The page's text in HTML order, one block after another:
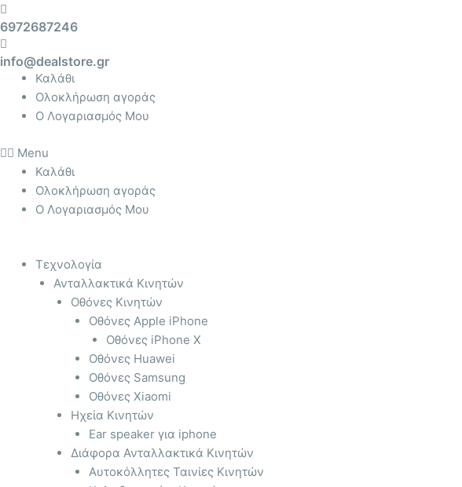
Μετάβαση
στο
περιεχόμενο
6972687246
info@dealstore.gr
Καλάθι
Ολοκλήρωση αγοράς
Ο Λογαριασμός Μου
Menu
Καλάθι
Ολοκλήρωση αγοράς
Ο Λογαριασμός Μου
Τεχνολογία
Ανταλλακτικά Κινητών
Οθόνες Κινητών
Οθόνες Apple iPhone
Οθόνες iPhone X
Οθόνες Huawei
Οθόνες Samsung
Οθόνες Xiaomi
Ηχεία Κινητών
Ear speaker για iphone
Διάφορα Ανταλλακτικά Κινητών
Αυτοκόλλητες Ταινίες Κινητών
Αναζήτηση
για: